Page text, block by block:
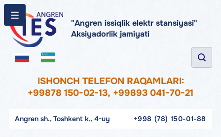
"Angren issiqlik elektr stansiyasi"
Aksiyadorlik jamiyati
ISHONCH TELEFON RAQAMLARI:
+99878 150-02-13, +99893 041-70-21
Angren sh., Toshkent k., 4-uy +998 (78) 150-01-88